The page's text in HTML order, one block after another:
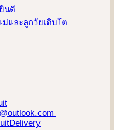
นดี
และลูกวัยเติบโต